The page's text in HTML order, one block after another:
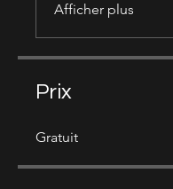
Afficher plus
Prix
Gratuit